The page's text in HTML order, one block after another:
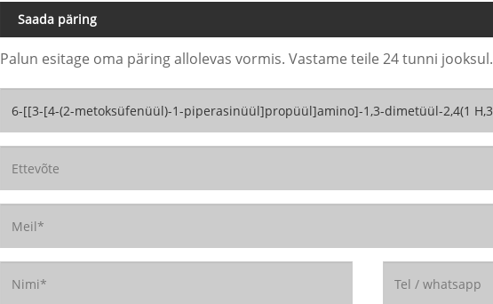
Saada päring
Palun esitage oma päring allolevas vormis. Vastame teile 24 tunni jooksul.